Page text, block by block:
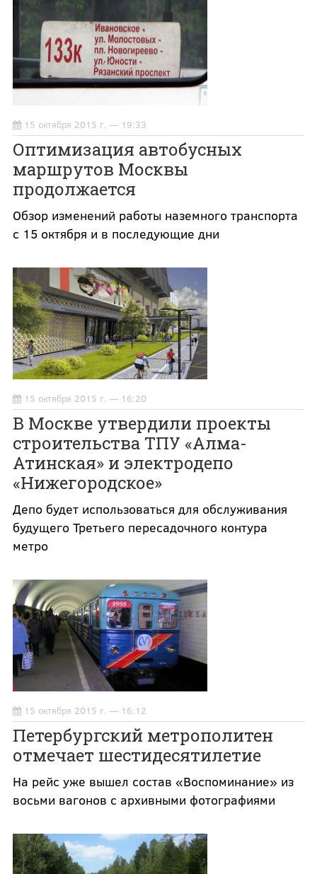
15 октября 2015 г. — 19:33
Оптимизация автобусных
маршрутов Москвы
продолжается
Обзор изменений работы наземного транспорта
с 15 октября и в последующие дни
15 октября 2015 г. — 16:20
В Москве утвердили проекты
строительства ТПУ «Алма-
Атинская» и электродепо
«Нижегородское»
Депо будет использоваться для обслуживания
будущего Третьего пересадочного контура
метро
15 октября 2015 г. — 16:12
Петербургский метрополитен
отмечает шестидесятилетие
На рейс уже вышел состав «Воспоминание» из
восьми вагонов с архивными фотографиями